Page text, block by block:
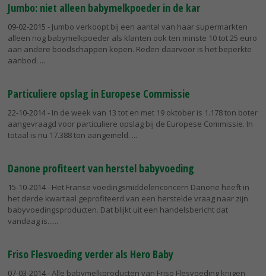
Jumbo: niet alleen babymelkpoeder in de kar
09-02-2015 - Jumbo verkoopt bij een aantal van haar supermarkten
alleen nog babymelkpoeder als klanten ook ten minste 10 tot 25 euro
aan andere boodschappen kopen. Reden daarvoor is het beperkte
aanbod.
Particuliere opslag in Europese Commissie
22-10-2014- In de week van 13 tot en met 19 oktober is 1.178 ton boter
aangevraagd voor particuliere opslag bij de Europese Commissie. In
totaal is nu 17.388 ton aangemeld.
Danone profiteert van herstel babyvoeding
15-10-2014- Het Franse voedingsmiddelenconcern Danone heeft in
het derde kwartaal geprofiteerd van een herstelde vraag naar zijn
babyvoedingsproducten. Dat blijkt uit een handelsbericht dat
vandaag is...
Friso Flesvoeding verder als Hero Baby
07-03-2014- Alle babymelkproducten van Friso Flesvoeding krijgen